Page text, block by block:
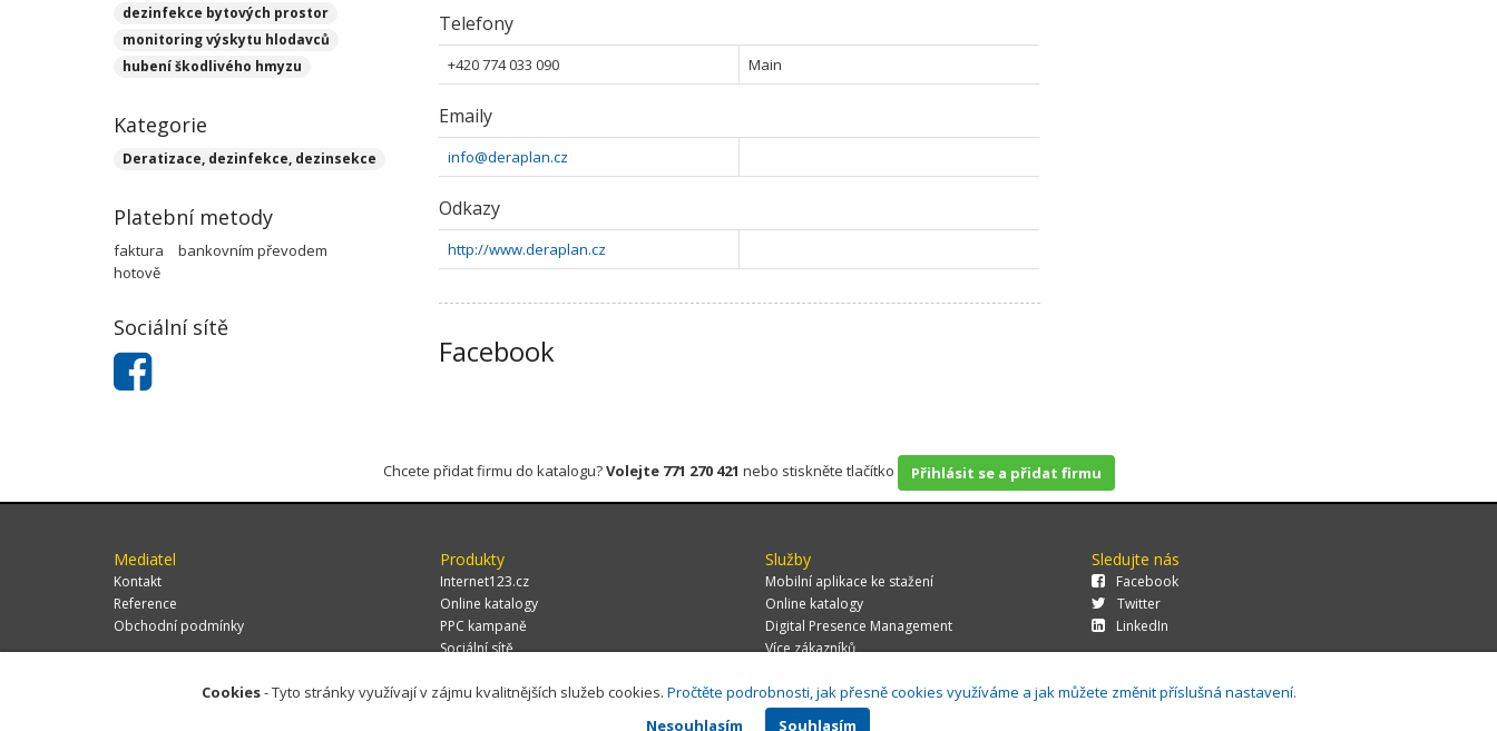
Telefony
+420 774 033 090 Main
Emaily
info@deraplan.cz
Odkazy
http://www.deraplan.cz
Facebook
dezinfekce bytových prostor
monitoring výskytu hlodavců
hubení škodlivého hmyzu
Kategorie
Deratizace, dezinfekce, dezinsekce
Platební metody
faktura
bankovním převodem
hotově
Sociální sítě
Chcete přidat firmu do katalogu?Volejte 771 270 421 nebo stiskněte tlačítko Přihlásit se a přidat firmu
Mediatel
Kontakt
Reference
Obchodní podmínky
Produkty
Internet123.cz
Online katalogy
PPC kampaně
Sociální sítě
Služby
Mobilní aplikace ke stažení
Online katalogy
Digital Presence Management
Více zákazníků
Sledujte nás
Facebook
Twitter
LinkedIn
Cookies- Tyto stránky využívají v zájmu kvalitnějších služeb cookies. Pročtěte podrobnosti, jak přesně cookies využíváme a jak můžete změnit příslušná nastavení.
Nesouhlasím
Souhlasím